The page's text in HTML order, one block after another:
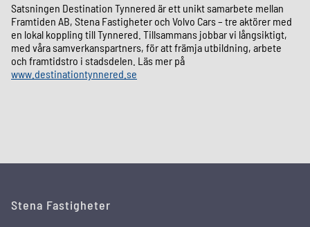
Satsningen Destination Tynnered är ett unikt samarbete mellan
Framtiden AB, Stena Fastigheter och Volvo Cars – tre aktörer med
en lokal koppling till Tynnered. Tillsammans jobbar vi långsiktigt,
med våra samverkanspartners, för att främja utbildning, arbete
och framtidstro i stadsdelen. Läs mer på
www.destinationtynnered.se
Stena Fastigheter